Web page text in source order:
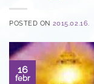
POSTED ON 2015.02.16.
16
febr